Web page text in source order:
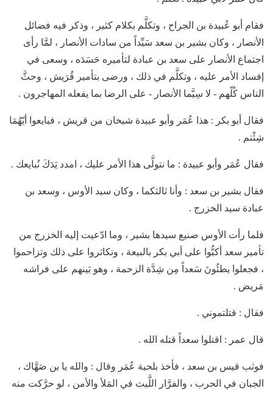
فقام أبو عُبيدة بن الجراح ، وتكلَّم بكلام كثير ، وذكر فيه فضائل
الأنصار ، وكان بشير بن سعد سَيِّداً من سادات الأنصار ، لمَّا رأى
اجتماع الأنصار على سعد بن عبادة لتأميره حَسَدَه ، وسعى في
إفساد الأمر عليه ، وتكلَّم في ذلك ، ورضى بتأمير قُرَيش ، وحثَّ
الناس كُلّهم - لا سِيَّما الأنصار - على الرضا بما يفعله المهاجرون .
فقال أبو بكر : هذا عُمَر وأبو عبيدة شيخان من قريش ، فبايعوا أيّهُمَا
شِئْتم .
فقال عُمَر وأبو عبيدة : ما نتولَّى هذا الأمر عليك ، امدد يَدَكَ نُبايعك .
فقال بشير بن سعد : وأنا ثالثكما ، وكان سيد الأوس ، وسعد بن
عبادة سيد الخزرج .
فلما رأت الأوس صنيع سيدها بشير ، وما ادّعيت إليه الخزرج من
تأمير سعد أكبُّوا على أبي بكر بالبيعة ، وتكاثروا على ذلك وتزاحموا
، فجعلوا يطئُونَ سَعداً مِن شِدَّة الزحمة ، وهو بَينهم على فراشه
مَريض .
فقال : قتلتموني .
قال عمر : اقتلوا سعداً قتله الله .
فوثب قيس بن سعد ، فأخذ بلحية عُمَر وقال : والله يا بن صَهَّاك ،
الجبان في الحرب ، والفرَّار اللَّيث في المَلأ والأمن ، لو حرَّكت منه